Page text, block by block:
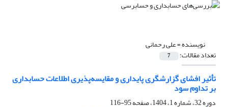
نویسنده =علی رحمانی
تعداد مقالات: 7
تأثیر افشای گزارشگری پایداری و مقایسه‌پذیری اطلاعات حسابداری
بر تداوم سود
دوره 32، شماره 1، 1404، صفحه
95-116